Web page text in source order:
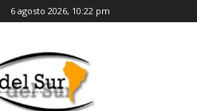
6 agosto 2026, 10:22 pm
Diario
del
Sur